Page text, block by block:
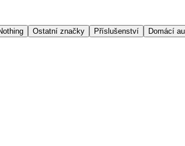
Ostatní značky Příslušenství Domácí